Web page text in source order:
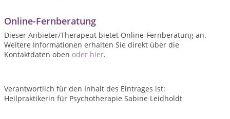
Online-Fernberatung
Dieser Anbieter/Therapeut bietet Online-Fernberatung an.
Weitere Informationen erhalten Sie direkt über die
Kontaktdaten oben oder hier.
Verantwortlich für den Inhalt des Eintrages ist:
Heilpraktikerin für Psychotherapie Sabine Leidholdt